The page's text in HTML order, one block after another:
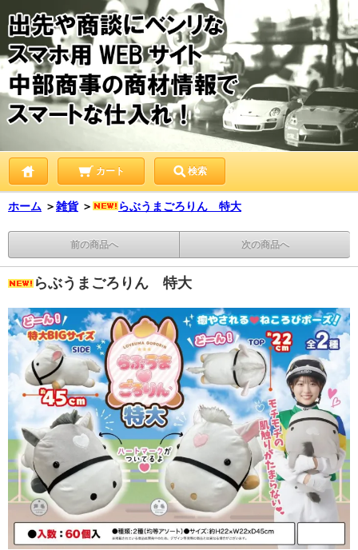
カート 検索
ホーム ＞雑貨 ＞ らぶうまごろりん 特大
前の商品へ 次の商品へ
らぶうまごろりん 特大